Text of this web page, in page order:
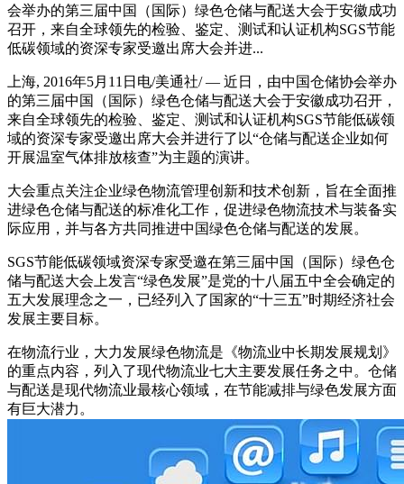
会举办的第三届中国（国际）绿色仓储与配送大会于安徽成功
召开，来自全球领先的检验、鉴定、测试和认证机构SGS节能
低碳领域的资深专家受邀出席大会并进...
上海, 2016年5月11日电/美通社/ — 近日，由中国仓储协会举办
的第三届中国（国际）绿色仓储与配送大会于安徽成功召开，
来自全球领先的检验、鉴定、测试和认证机构SGS节能低碳领
域的资深专家受邀出席大会并进行了以“仓储与配送企业如何
开展温室气体排放核查”为主题的演讲。
大会重点关注企业绿色物流管理创新和技术创新，旨在全面推
进绿色仓储与配送的标准化工作，促进绿色物流技术与装备实
际应用，并与各方共同推进中国绿色仓储与配送的发展。
SGS节能低碳领域资深专家受邀在第三届中国（国际）绿色仓
储与配送大会上发言“绿色发展”是党的十八届五中全会确定的
五大发展理念之一，已经列入了国家的“十三五”时期经济社会
发展主要目标。
在物流行业，大力发展绿色物流是《物流业中长期发展规划》
的重点内容，列入了现代物流业七大主要发展任务之中。仓储
与配送是现代物流业最核心领域，在节能减排与绿色发展方面
有巨大潜力。